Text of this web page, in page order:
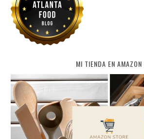
MI TIENDA EN AMAZON